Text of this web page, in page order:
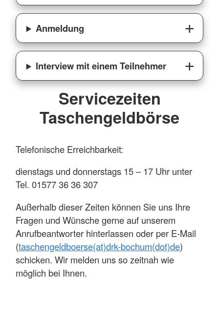
Anmeldung
Interview mit einem Teilnehmer
Servicezeiten
Taschengeldbörse
Telefonische Erreichbarkeit:
dienstags und donnerstags 15 – 17 Uhr unter
Tel. 01577 36 36 307
Außerhalb dieser Zeiten können Sie uns Ihre
Fragen und Wünsche gerne auf unserem
Anrufbeantworter hinterlassen oder per E-Mail
(taschengeldboerse(at)drk-bochum(dot)de)
schicken. Wir melden uns so zeitnah wie
möglich bei Ihnen.